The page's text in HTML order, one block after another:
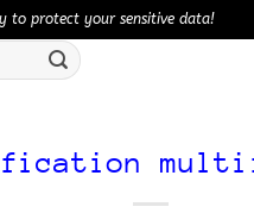
to protect your sensitive data!